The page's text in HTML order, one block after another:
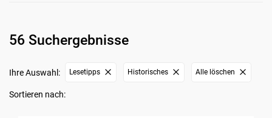
56 Suchergebnisse
Ihre Auswahl: Lesetipps Historisches Alle löschen
Sortieren nach: